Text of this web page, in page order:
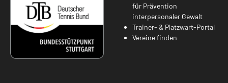
für Prävention
interpersonaler Gewalt
Trainer- & Platzwart-Portal
Vereine finden